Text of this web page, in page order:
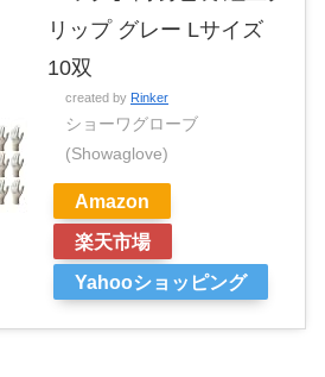
リップ グレー Lサイズ
10双
created by Rinker
ショーワグローブ
(Showaglove)
Amazon
楽天市場
Yahooショッピング